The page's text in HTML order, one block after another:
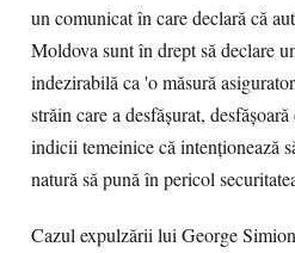
un comunicat în care declară că
Moldova sunt în drept să declare
indezirabilă ca 'o măsură
străin care a desfășurat,
indicii temeinice că intenționează
natură să pună în pericol
Cazul expulzării lui George